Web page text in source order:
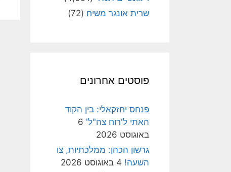
שרית אונגר משיח (72)
פוסטים אחרונים
פנחס יחזקאלי: בין הקוד
האתי ל'רוח צה"ל' 6
באוגוסט 2026
גרשון הכהן: ממלכתיות, צו
השעה! 4 באוגוסט 2026